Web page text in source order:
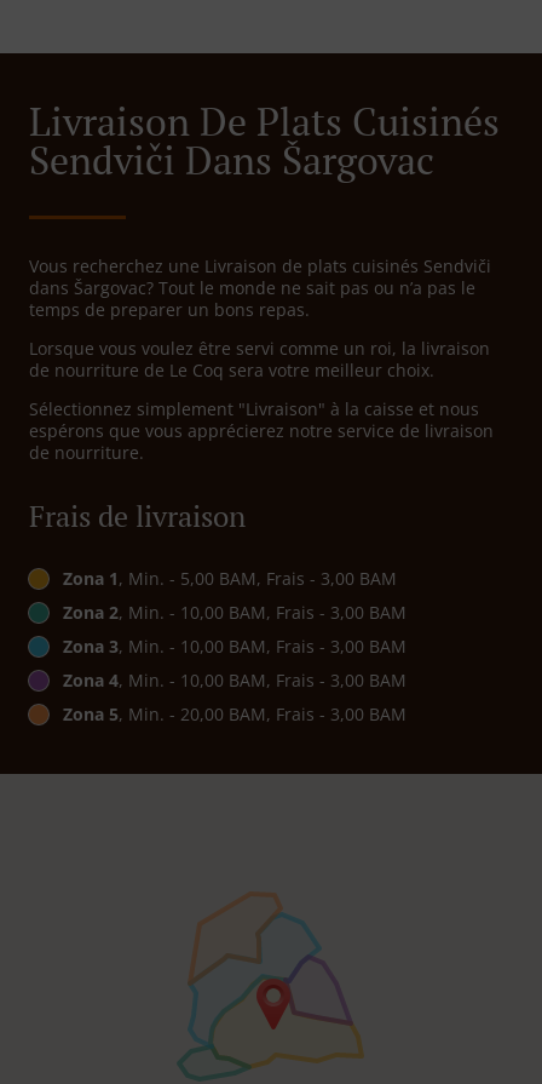
Livraison De Plats Cuisinés
Sendviči Dans Šargovac
Vous recherchez une Livraison de plats cuisinés Sendviči
dans Šargovac? Tout le monde ne sait pas ou n’a pas le
temps de preparer un bons repas.
Lorsque vous voulez être servi comme un roi, la livraison
de nourriture de Le Coq sera votre meilleur choix.
Sélectionnez simplement "Livraison" à la caisse et nous
espérons que vous apprécierez notre service de livraison
de nourriture.
Frais de livraison
Zona 1, Min. - 5,00 BAM, Frais - 3,00 BAM
Zona 2, Min. - 10,00 BAM, Frais - 3,00 BAM
Zona 3, Min. - 10,00 BAM, Frais - 3,00 BAM
Zona 4, Min. - 10,00 BAM, Frais - 3,00 BAM
Zona 5, Min. - 20,00 BAM, Frais - 3,00 BAM